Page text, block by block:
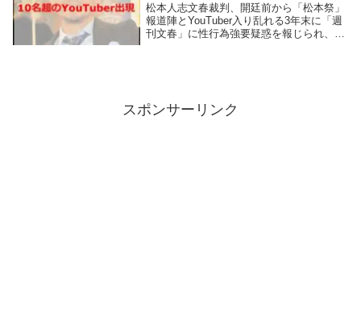
松本人志文春裁判、開廷前から「松本祭」
報道陣とYouTuber入り乱れる3年末に「週
刊文春」に性行為強要疑惑を報じられ、ダ
スポンサーリンク